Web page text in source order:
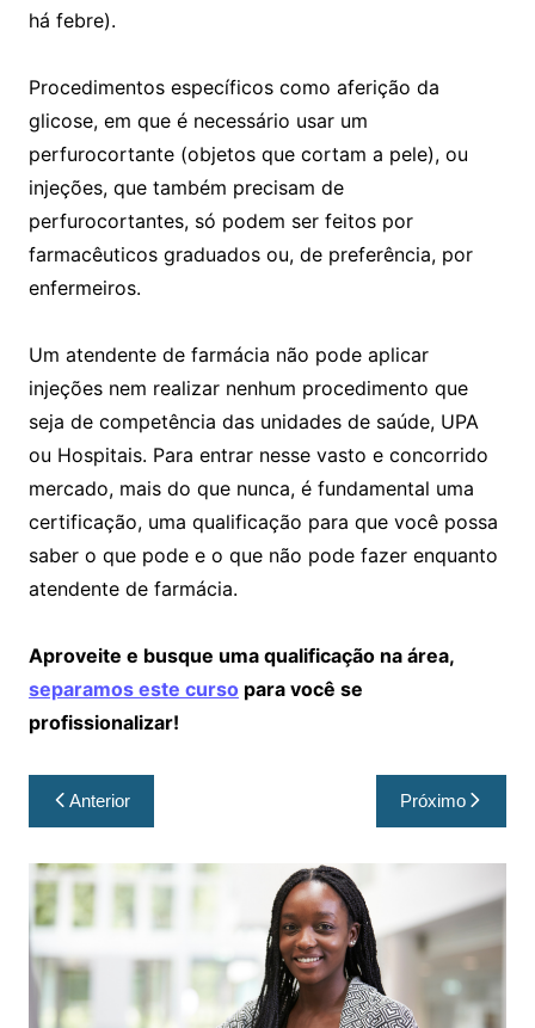
há febre).
Procedimentos específicos como aferição da
glicose, em que é necessário usar um
perfurocortante (objetos que cortam a pele), ou
injeções, que também precisam de
perfurocortantes, só podem ser feitos por
farmacêuticos graduados ou, de preferência, por
enfermeiros.
Um atendente de farmácia não pode aplicar
injeções nem realizar nenhum procedimento que
seja de competência das unidades de saúde, UPA
ou Hospitais. Para entrar nesse vasto e concorrido
mercado, mais do que nunca, é fundamental uma
certificação, uma qualificação para que você possa
saber o que pode e o que não pode fazer enquanto
atendente de farmácia.
Aproveite e busque uma qualificação na área,
separamos este curso para você se
profissionalizar!
Anterior Próximo